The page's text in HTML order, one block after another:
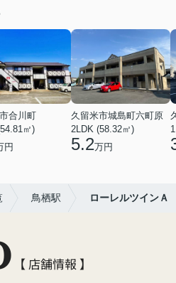
合川町
㎡)
円
久留米市城島町六町原
2LDK (58.32㎡)
5.2万円
鳥栖駅 ローレルツインＡ
【 店舗情報 】